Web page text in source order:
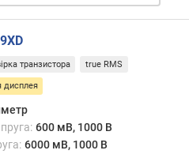
транзистора true RMS
дисплея
600 мВ, 1000 В
6000 мВ, 1000 В